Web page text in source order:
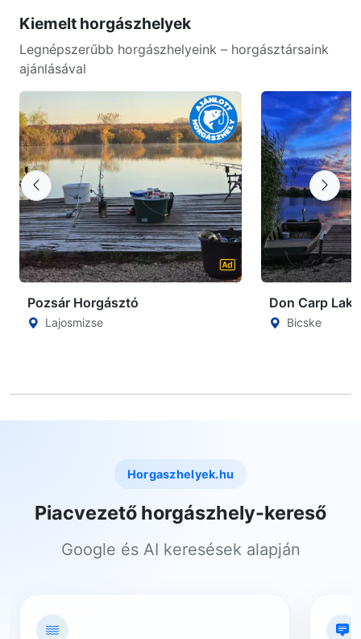
Kiemelt horgászhelyek
Legnépszerűbb horgászhelyeink – horgásztársaink
ajánlásával
Pozsár Horgásztó
Lajosmizse
Don Carp Lake
Bicske
Horgaszhelyek.hu
Piacvezető horgászhely-kereső
Google és AI keresések alapján